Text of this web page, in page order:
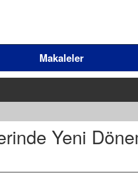
Makaleler
Yeni